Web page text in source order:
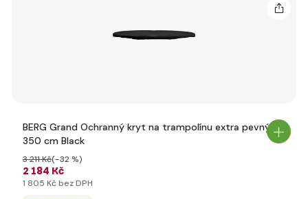
BERG Grand Ochranný kryt na trampolínu extra pevný
350 cm Black
2 184 Kč
3 211 Kč(-32 %)
1 805 Kč bez DPH